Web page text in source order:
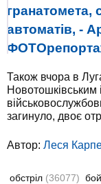
гранатомета,
автоматів, -
Також вчора в
Новотошківським
загинуло, двоє
Автор: Леся
обстріл (36077)